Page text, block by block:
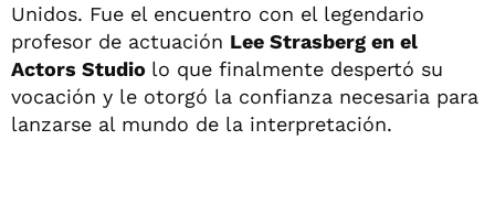
Unidos. Fue el encuentro con el legendario
profesor de actuación Lee Strasberg en el
Actors Studio lo que finalmente despertó su
vocación y le otorgó la confianza necesaria para
lanzarse al mundo de la interpretación.